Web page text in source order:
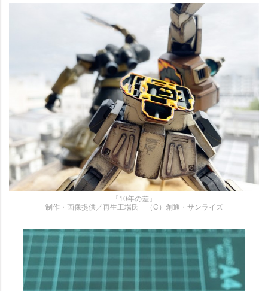
『10年の差』
制作・画像提供／再生工場氏 （C）創通・サンライズ